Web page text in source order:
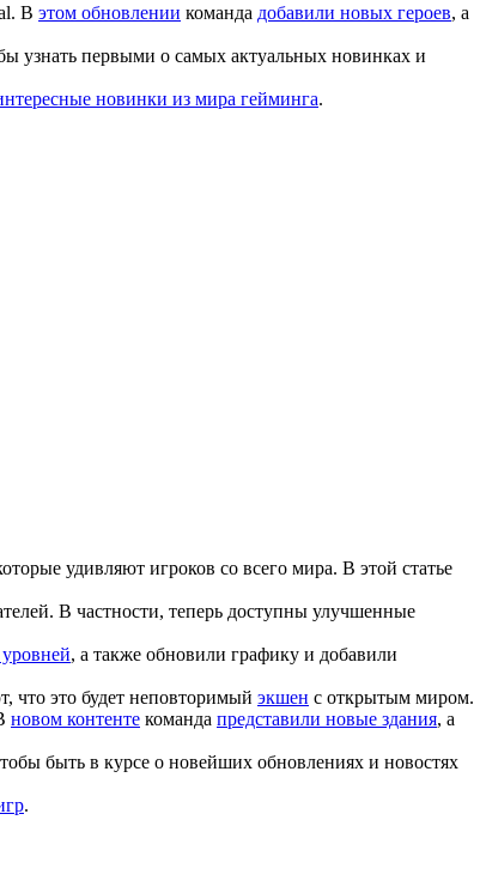
В этом обновлении команда добавили новых героев, а
узнать первыми о самых актуальных новинках и
новинки из мира гейминга.
удивляют игроков со всего мира. В этой статье
В частности, теперь доступны улучшенные
, а также обновили графику и добавили
что это будет неповторимый экшен с открытым миром.
новом контенте команда представили новые здания, а
быть в курсе о новейших обновлениях и новостях
.